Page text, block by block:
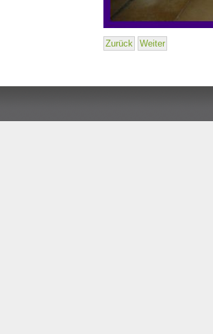
Zurück Weiter